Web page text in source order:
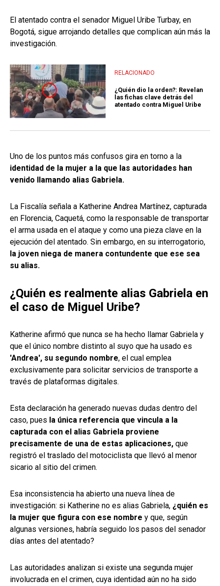
El atentado contra el senador Miguel Uribe Turbay, en
Bogotá, sigue arrojando detalles que complican aún más la
investigación.
RELACIONADO
¿Quién dio la orden?: Revelan
las fichas clave detrás del
atentado contra Miguel Uribe
Uno de los puntos más confusos gira en torno a la
identidad de la mujer a la que las autoridades han
venido llamando alias Gabriela.
La Fiscalía señala a Katherine Andrea Martínez, capturada
en Florencia, Caquetá, como la responsable de transportar
el arma usada en el ataque y como una pieza clave en la
ejecución del atentado. Sin embargo, en su interrogatorio,
la joven niega de manera contundente que ese sea
su alias.
¿Quién es realmente alias Gabriela en
el caso de Miguel Uribe?
Katherine afirmó que nunca se ha hecho llamar Gabriela y
que el único nombre distinto al suyo que ha usado es
'Andrea', su segundo nombre, el cual emplea
exclusivamente para solicitar servicios de transporte a
través de plataformas digitales.
Esta declaración ha generado nuevas dudas dentro del
caso, pues la única referencia que vincula a la
capturada con el alias Gabriela proviene
precisamente de una de estas aplicaciones, que
registró el traslado del motociclista que llevó al menor
sicario al sitio del crimen.
Esa inconsistencia ha abierto una nueva línea de
investigación: si Katherine no es alias Gabriela, ¿quién es
la mujer que figura con ese nombre y que, según
algunas versiones, habría seguido los pasos del senador
días antes del atentado?
Las autoridades analizan si existe una segunda mujer
involucrada en el crimen, cuya identidad aún no ha sido